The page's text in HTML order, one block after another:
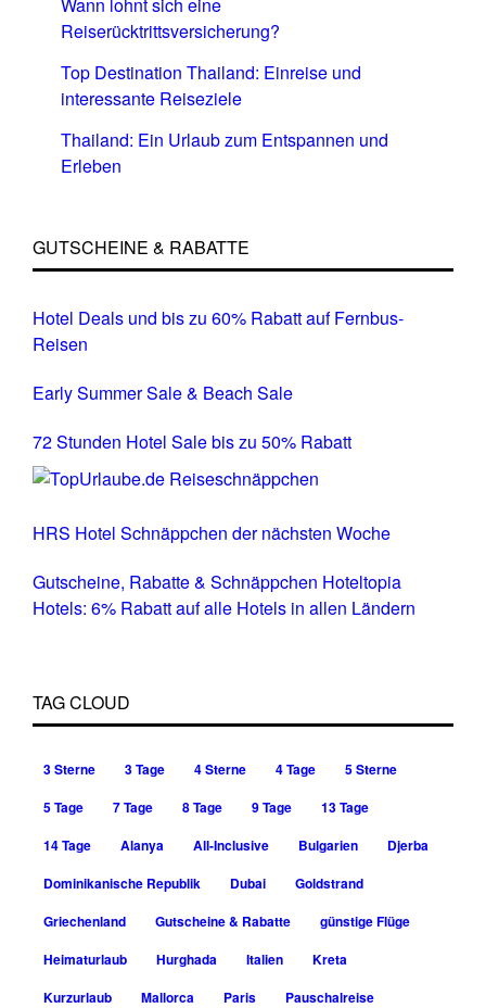
Reiserücktrittsversicherung?
Top Destination Thailand: Einreise und
interessante Reiseziele
Thailand: Ein Urlaub zum Entspannen und
Erleben
GUTSCHEINE & RABATTE
Hotel Deals und bis zu 60% Rabatt auf Fernbus-
Reisen
Early Summer Sale & Beach Sale
72 Stunden Hotel Sale bis zu 50% Rabatt
HRS Hotel Schnäppchen der nächsten Woche
Gutscheine, Rabatte & Schnäppchen Hoteltopia
Hotels: 6% Rabatt auf alle Hotels in allen Ländern
TAG CLOUD
3 Sterne 3 Tage 4 Sterne 4 Tage
5 Sterne
5 Tage
7 Tage 8 Tage 9 Tage
13 Tage
14 Tage
Alanya All-Inclusive Bulgarien
Djerba
Dominikanische Republik
Dubai
Goldstrand
Griechenland
Gutscheine & Rabatte
günstige Flüge
Heimaturlaub
Hurghada Italien
Kreta
Kurzurlaub
Mallorca Paris
Pauschalreise